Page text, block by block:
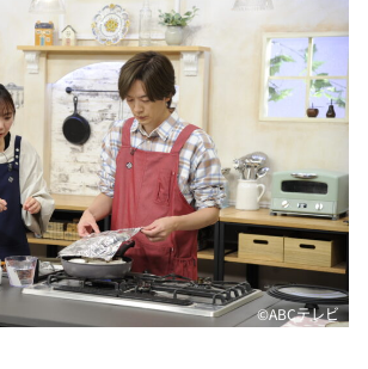
©ABCテレビ